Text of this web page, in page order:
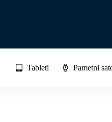
Tableti Pametni